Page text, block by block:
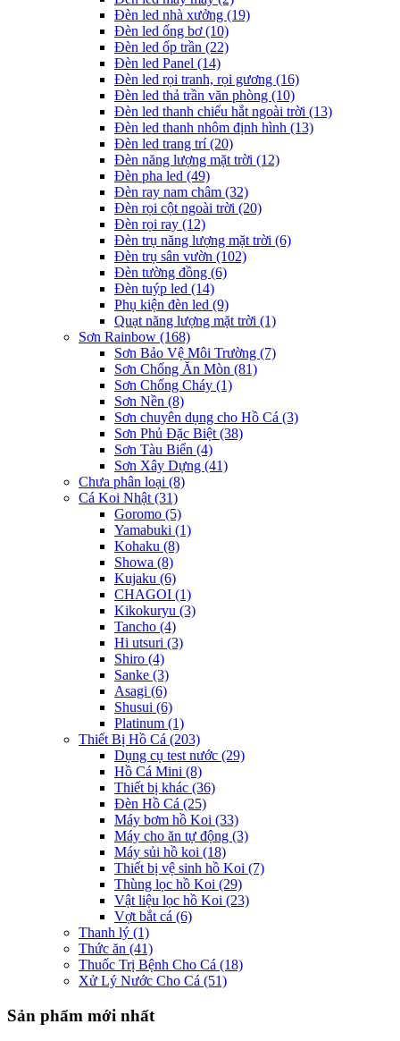
Đèn led nhà xưởng (19)
Đèn led ống bơ(10)
Đèn led ốp trần (22)
Đèn led Panel (14)
Đèn led rọi tranh, rọi gương (16)
Đèn led thả trần văn phòng (10)
Đèn led thanh chiếu hắt ngoài trời (13)
Đèn led thanh nhôm định hình (13)
Đèn led trang trí(20)
Đèn năng lượng mặt trời (12)
Đèn pha led (49)
Đèn ray nam châm (32)
Đèn rọi cột ngoài trời (20)
Đèn rọi ray (12)
Đèn trụ năng lượng mặt trời (6)
Đèn trụ sân vườn (102)
Đèn tường đồng (6)
Đèn tuýp led (14)
Phụ kiện đèn led (9)
Quạt năng lượng mặt trời (1)
Sơn Rainbow (168)
Sơn Bảo Vệ Môi Trường (7)
Sơn Chống Ăn Mòn (81)
Sơn Chống Cháy (1)
Sơn Nền (8)
Sơn chuyên dụng cho Hồ Cá (3)
Sơn Phủ Đặc Biệt(38)
Sơn Tàu Biển (4)
Sơn Xây Dựng (41)
Chưa phân loại (8)
Cá Koi Nhật(31)
Goromo (5)
Yamabuki (1)
Kohaku (8)
Showa (8)
Kujaku (6)
CHAGOI (1)
Kikokuryu (3)
Tancho (4)
Hi utsuri (3)
Shiro (4)
Sanke (3)
Asagi (6)
Shusui (6)
Platinum (1)
Thiết Bị Hồ Cá (203)
Dụng cụ test nước (29)
Hồ Cá Mini (8)
Thiết bị khác (36)
Đèn Hồ Cá (25)
Máy bơm hồ Koi (33)
Máy cho ăn tự động (3)
Máy sủi hồ koi (18)
Thiết bị vệ sinh hồ Koi (7)
Thùng lọc hồ Koi (29)
Vật liệu lọc hồ Koi (23)
Vợt bắt cá (6)
Thanh lý (1)
Thức ăn (41)
Thuốc Trị Bệnh Cho Cá (18)
Xử Lý Nước Cho Cá (51)
Sản phẩm mới nhất